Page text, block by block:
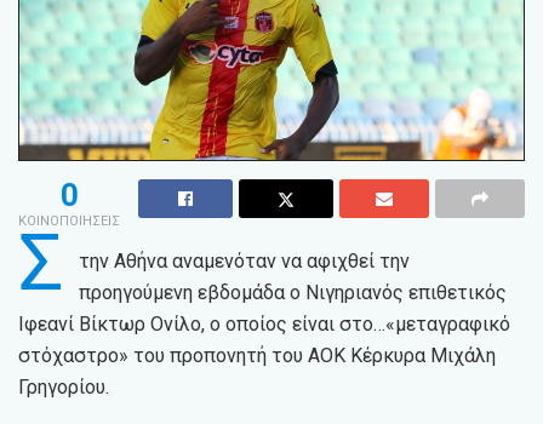
0
ΚΟΙΝΟΠΟΙΗΣΕΙΣ
Σ
την Αθήνα αναμενόταν να αφιχθεί την
προηγούμενη εβδομάδα ο Νιγηριανός επιθετικός
Ιφεανί Βίκτωρ Ονίλο, ο οποίος είναι στο…«μεταγραφικό
στόχαστρο» του προπονητή του ΑΟΚ Κέρκυρα Μιχάλη
Γρηγορίου.